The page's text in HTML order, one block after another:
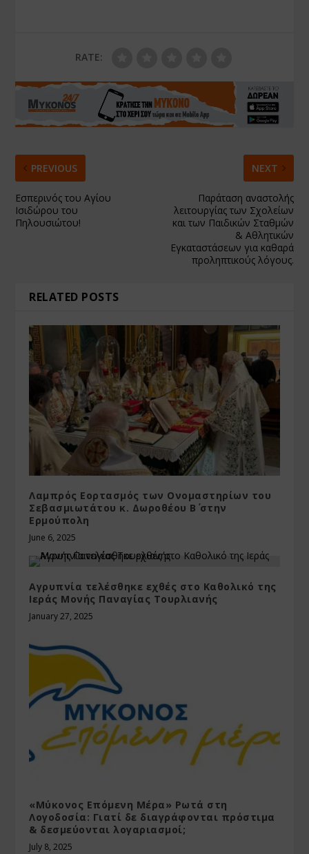
RATE:
PREVIOUS
Εσπερινός του Αγίου
Ισιδώρου του
Πηλουσιώτου!
NEXT
Παράταση αναστολής
λειτουργίας των Σχολείων
και των Παιδικών Σταθμών
& Αθλητικών
Εγκαταστάσεων για καθαρά
προληπτικούς λόγους.
RELATED POSTS
Λαμπρός Εορτασμός των Ονομαστηρίων του
Σεβασμιωτάτου κ. Δωροθέου Β΄ στην
Ερμούπολη
June 6, 2025
Αγρυπνία τελέσθηκε εχθές στο Καθολικό της
Ιεράς Μονής Παναγίας Τουρλιανής
January 27, 2025
«Μύκονος Επόμενη Μέρα» Ρωτά στη
Λογοδοσία: Γιατί δε διαγράφονται πρόστιμα
& δεσμεύονται λογαριασμοί;
July 8, 2025